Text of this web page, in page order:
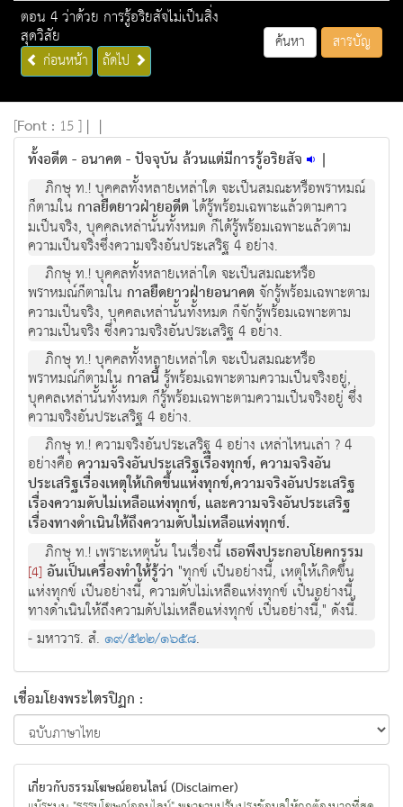
ตอน 4 ว่าด้วย การรู้อริยสัจไม่เป็นสิ่ง
สุดวิสัย
ก่อนหน้า ถัดไป
ค้นหา สารบัญ
[Font : 15 ] | |
ทั้งอดีต - อนาคต - ปัจจุบัน ล้วนแต่มีการรู้อริยสัจ |
ภิกษุ ท.! บุคคลทั้งหลายเหลาใด จะเปนสมณะหรือพราหมณ
ก็ตามใน กาลยืดยาวฝายอดีตไดรูพรอมเฉพาะแลวตามคาว
มเปนจริง, บุคคลเหลานั้นทั้งหมด ก็ไดรูพรอมเฉพาะแลวตาม
ความเปนจริงซึ่งความจริงอันประเสริฐ 4 อยาง.
ภิกษุ ท.! บุคคลทั้งหลายเหลาใด จะเปนสมณะหรือ
พราหมณก็ตามใน กาลยืดยาวฝายอนาคตจักรูพรอมเฉพาะตาม
ความเปนจริง, บุคคลเหลานั้นทั้งหมด ก็จักรูพรอมเฉพาะตาม
ความเปนจริง ซึ่งความจริงอันประเสริฐ 4 อยาง.
ภิกษุ ท.! บุคคลทั้งหลายเหลาใด จะเปนสมณะหรือ
พราหมณก็ตามใน กาลนี้ รูพรอมเฉพาะตามความเปนจริงอยู,
บุคคลเหลานั้นทั้งหมด ก็รูพรอมเฉพาะตามความเปนจริงอยู ซึ่ง
ความจริงอันประเสริฐ 4 อยาง.
ภิกษุ ท.! ความจริงอันประเสริฐ 4 อยาง เหลาไหนเลา ? 4
อยางคือ ความจริงอันประเสริฐเรื่องทุกข, ความจริงอัน
ประเสริฐเรื่องเหตุใหเกิดขึ้นแหงทุกข,ความจริงอันประเสริฐ
เรื่องความดับไมเหลือแหงทุกข, และความจริงอันประเสริฐ
เรื่องทางดําเนินใหถึงความดับไมเหลือแหงทุกข.
ภิกษุ ท.! เพราะเหตุนั้น ในเรื่องนี้ เธอพึงประกอบโยคกรรม
[4] อันเปนเครื่องทําใหรูวา "ทุกข เปนอยางนี้, เหตุใหเกิดขึ้น
แหงทุกข เปนอยางนี้, ความดับไมเหลือแหงทุกข เปนอยางนี้,
ทางดําเนินใหถึงความดับไมเหลือแหงทุกข เปนอยางนี้," ดังนี้.
- มหาวาร. สํ. ๑๙/๕๒๒/๑๖๕๘.
เชื่อมโยงพระไตรปิฏก :
เกี่ยวกับธรรมโฆษณ์ออนไลน์ (Disclaimer)